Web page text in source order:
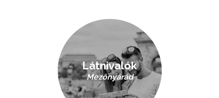
Látnivalók
Mezőnyárád